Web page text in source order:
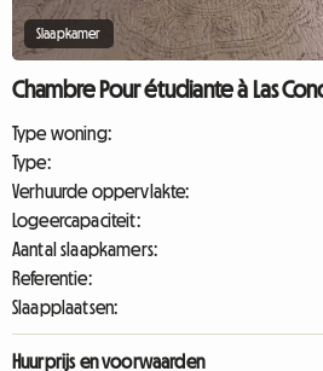
Slaapkamer
Chambre Pour étudiante à Las
Type woning:
Type:
Verhuurde oppervlakte:
Logeercapaciteit:
Aantal slaapkamers:
Referentie:
Slaapplaatsen:
Huurprijs en voorwaarden